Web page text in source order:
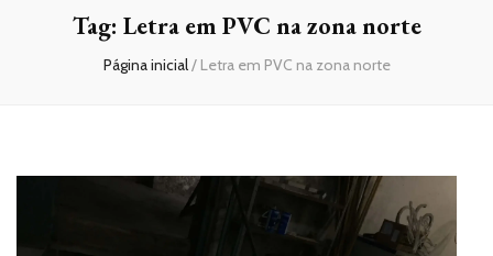
Tag: Letra em PVC na zona norte
Página inicial/ Letra em PVC na zona norte